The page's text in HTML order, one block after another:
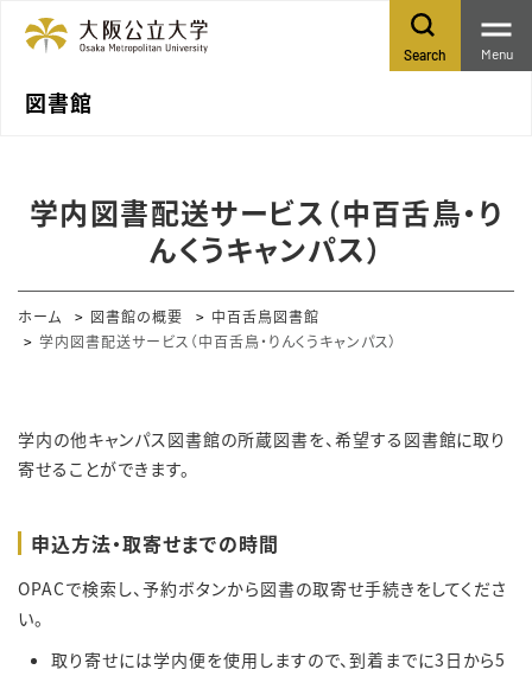
図書館
Search Menu
学内図書配送サービス（中百舌鳥・り
んくうキャンパス）
ホーム 図書館の概要
中百舌鳥図書館
学内図書配送サービス（中百舌鳥・りんくうキャンパス）
学内の他キャンパス図書館の所蔵図書を、希望する図書館に取り
寄せることができます。
申込方法・取寄せまでの時間
OPACで検索し、予約ボタンから図書の取寄せ手続きをしてくださ
い。
取り寄せには学内便を使用しますので、到着までに3日から5